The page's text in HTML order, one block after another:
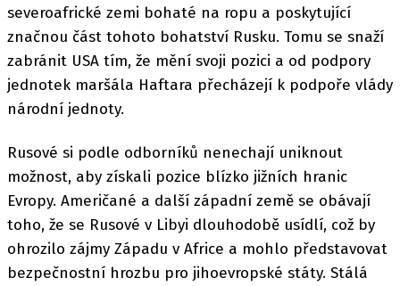
severoafrické zemi bohaté na ropu a poskytující
značnou část tohoto bohatství Rusku. Tomu se snaží
zabránit USA tím, že mění svoji pozici a od podpory
jednotek maršála Haftara přecházejí k podpoře vlády
národní jednoty.
Rusové si podle odborníků nenechají uniknout
možnost, aby získali pozice blízko jižních hranic
Evropy. Američané a další západní země se obávají
toho, že se Rusové v Libyi dlouhodobě usídlí, což by
ohrozilo zájmy Západu v Africe a mohlo představovat
bezpečnostní hrozbu pro jihoevropské státy. Stálá